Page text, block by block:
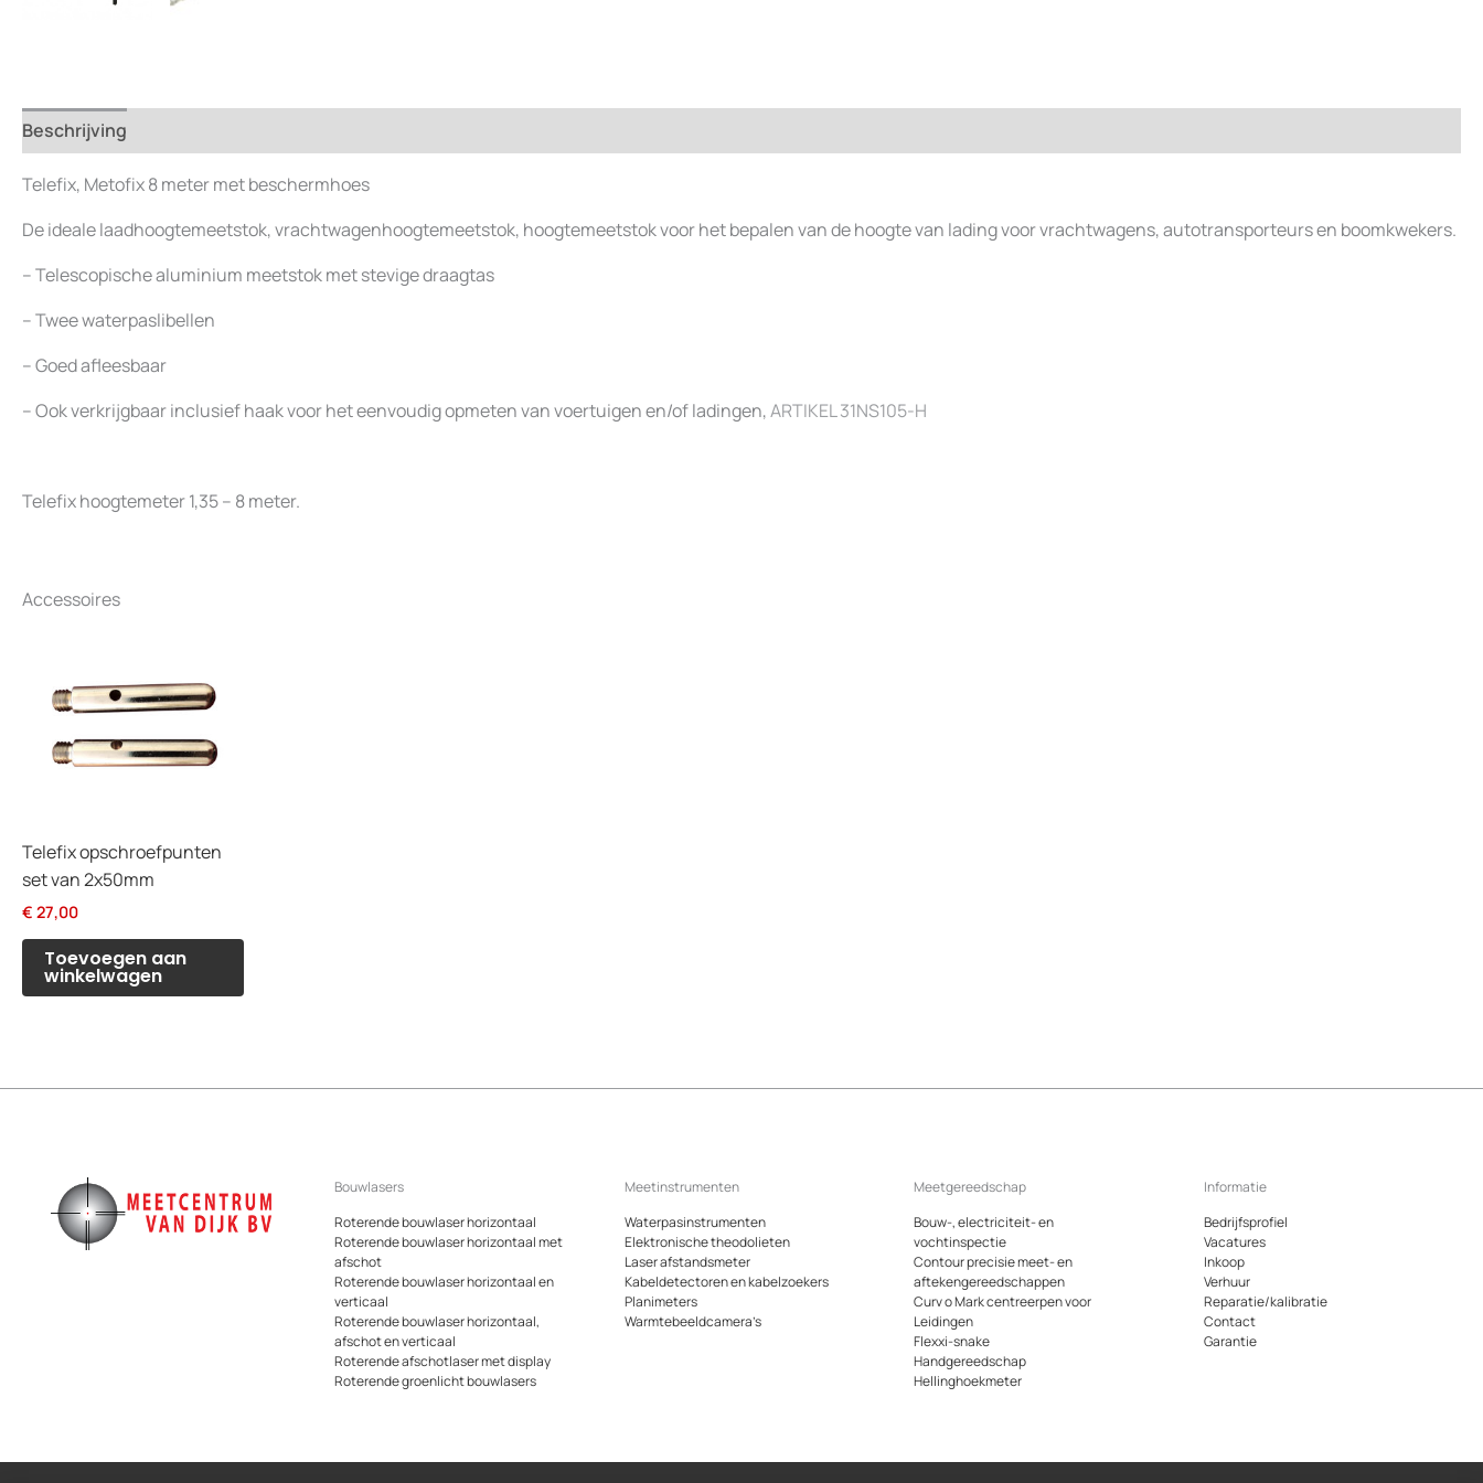
Beschrijving
Telefix, Metofix 8 meter met beschermhoes
De ideale laadhoogtemeetstok, vrachtwagenhoogtemeetstok, hoogtemeetstok voor het bepalen van de hoogte van lading voor vrachtwagens, autotransporteurs en boomkwekers.
– Telescopische aluminium meetstok met stevige draagtas
– Twee waterpaslibellen
– Goed afleesbaar
– Ook verkrijgbaar inclusief haak voor het eenvoudig opmeten van voertuigen en/of ladingen,ARTIKEL 31NS105-H
Telefix hoogtemeter 1,35 – 8 meter.
Accessoires
Telefix opschroefpunten
set van 2x50mm
€ 27,00
Toevoegen aan
winkelwagen
Bouwlasers
Roterende bouwlaser horizontaal
Roterende bouwlaser horizontaal met
afschot
Roterende bouwlaser horizontaal en
verticaal
Roterende bouwlaser horizontaal,
afschot en verticaal
Roterende afschotlaser met display
Roterende groenlicht bouwlasers
Meetinstrumenten
Waterpasinstrumenten
Elektronische theodolieten
Laser afstandsmeter
Kabeldetectoren en kabelzoekers
Planimeters
Warmtebeeldcamera’s
Meetgereedschap
Bouw-, electriciteit- en
vochtinspectie
Contour precisie meet- en
aftekengereedschappen
Curv o Mark centreerpen voor
Leidingen
Flexxi-snake
Handgereedschap
Hellinghoekmeter
Informatie
Bedrijfsprofiel
Vacatures
Inkoop
Verhuur
Reparatie/kalibratie
Contact
Garantie